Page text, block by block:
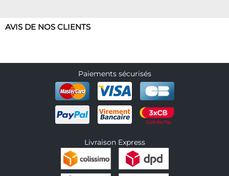
AVIS DE NOS CLIENTS
Paiements sécurisés
Livraison Express